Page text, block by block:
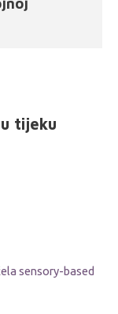
tijeku
sensory-based